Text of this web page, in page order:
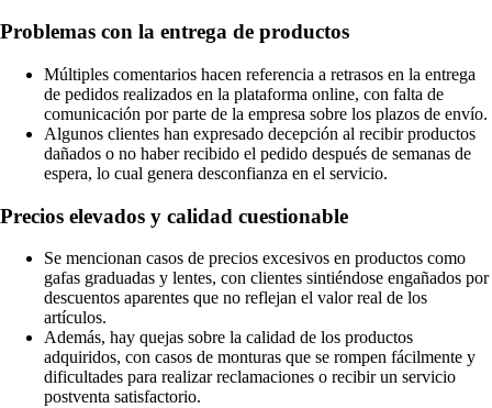
Problemas con la entrega de productos
Múltiples comentarios hacen referencia a retrasos en la entrega
de pedidos realizados en la plataforma online, con falta de
comunicación por parte de la empresa sobre los plazos de envío.
Algunos clientes han expresado decepción al recibir productos
dañados o no haber recibido el pedido después de semanas de
espera, lo cual genera desconfianza en el servicio.
Precios elevados y calidad cuestionable
Se mencionan casos de precios excesivos en productos como
gafas graduadas y lentes, con clientes sintiéndose engañados por
descuentos aparentes que no reflejan el valor real de los
artículos.
Además, hay quejas sobre la calidad de los productos
adquiridos, con casos de monturas que se rompen fácilmente y
dificultades para realizar reclamaciones o recibir un servicio
postventa satisfactorio.